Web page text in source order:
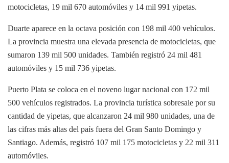
motocicletas, 19 mil 670 automóviles y 14 mil 991 yipetas.
Duarte aparece en la octava posición con 198 mil 400 vehículos.
La provincia muestra una elevada presencia de motocicletas, que
sumaron 139 mil 500 unidades. También registró 24 mil 481
automóviles y 15 mil 736 yipetas.
Puerto Plata se coloca en el noveno lugar nacional con 172 mil
500 vehículos registrados. La provincia turística sobresale por su
cantidad de yipetas, que alcanzaron 24 mil 980 unidades, una de
las cifras más altas del país fuera del Gran Santo Domingo y
Santiago. Además, registró 107 mil 175 motocicletas y 22 mil 311
automóviles.